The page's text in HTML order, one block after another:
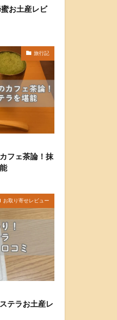
お土産レビ
旅行記
フェ茶論！抹
お取り寄せレビュー
テラお土産レ